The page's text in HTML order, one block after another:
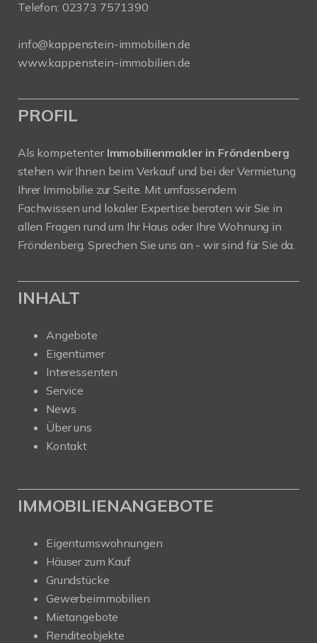
Telefon: 02373 7571390
info@kappenstein-immobilien.de
www.kappenstein-immobilien.de
PROFIL
Als kompetenter Immobilienmakler in Fröndenberg
stehen wir Ihnen beim Verkauf und bei der Vermietung
Ihrer Immobilie zur Seite. Mit umfassendem
Fachwissen und lokaler Expertise beraten wir Sie in
allen Fragen rund um Ihr Haus oder Ihre Wohnung in
Fröndenberg. Sprechen Sie uns an - wir sind für Sie da.
INHALT
Angebote
Eigentümer
Interessenten
Service
News
Über uns
Kontakt
IMMOBILIENANGEBOTE
Eigentumswohnungen
Häuser zum Kauf
Grundstücke
Gewerbeimmobilien
Mietangebote
Renditeobjekte